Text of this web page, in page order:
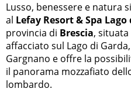
Lusso, benessere e natura
al Lefay Resort & Spa Lago
provincia di Brescia,
affacciato sul Lago di
Gargnano e offre la
il panorama mozzafiato
lombardo.